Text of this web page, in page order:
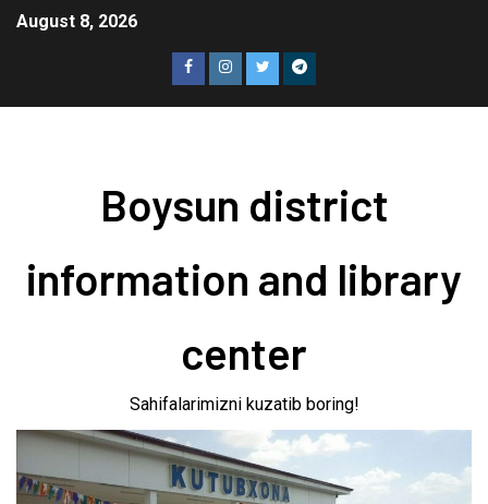
August 8, 2026
Boysun district
information and library
center
Sahifalarimizni kuzatib boring!